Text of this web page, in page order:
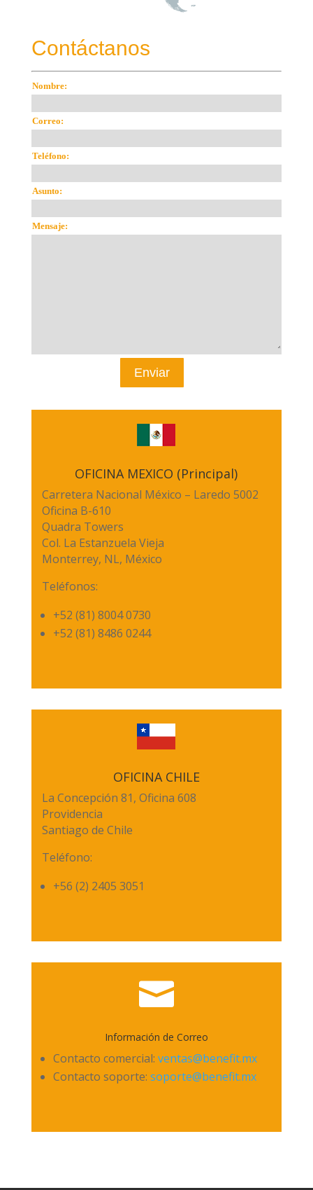
Contáctanos
Nombre:
Correo:
Teléfono:
Asunto:
Mensaje:
OFICINA MEXICO (Principal)
Carretera Nacional México – Laredo 5002
Oficina B-610
Quadra Towers
Col. La Estanzuela Vieja
Monterrey, NL, México
Teléfonos:
+52 (81) 8004 0730
+52 (81) 8486 0244
OFICINA CHILE
La Concepción 81, Oficina 608
Providencia
Santiago de Chile
Teléfono:
+56 (2) 2405 3051

Información de Correo
Contacto comercial: ventas@benefit.mx
Contacto soporte: soporte@benefit.mx